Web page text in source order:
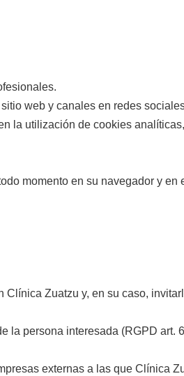
web y canales en redes
la utilización de cookies
momento en su navegador y en
Zuatzu y, en su caso,
la persona interesada (RGPD art.
externas a las que Clínica